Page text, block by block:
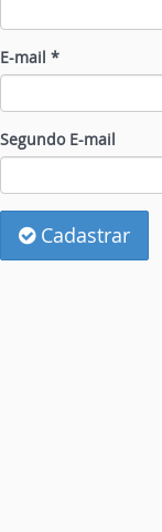
E-mail *
Segundo E-mail
Cadastrar